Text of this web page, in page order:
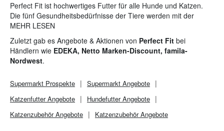
Perfect Fit ist hochwertiges Futter für alle Hunde und Katzen.
Die fünf Gesundheitsbedürfnisse der Tiere werden mit der
sogenannten Total fünf Formel unabhängig von Lebensweise
oder Alter abgedeckt. Perfect Fit ist als Trockenfutter und
Nassfutter erhältlich.
MEHR LESEN
Zuletzt gab es Angebote & Aktionen von Perfect Fit bei
Händlern wie EDEKA, Netto Marken-Discount, famila-
Nordwest.
Supermarkt Prospekte Supermarkt Angebote
Katzenfutter Angebote
Hundefutter Angebote
Katzenzubehör Angebote
Katzenzubehör Angebote